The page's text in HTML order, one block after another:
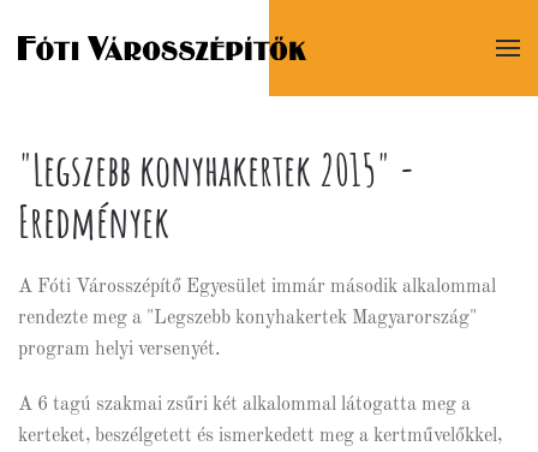
"Legszebb konyhakertek 2015" -
Eredmények
A Fóti Városszépítő Egyesület immár második alkalommal
rendezte meg a "Legszebb konyhakertek Magyarország"
program helyi versenyét.
A 6 tagú szakmai zsűri két alkalommal látogatta meg a
kerteket, beszélgetett és ismerkedett meg a kertművelőkkel,